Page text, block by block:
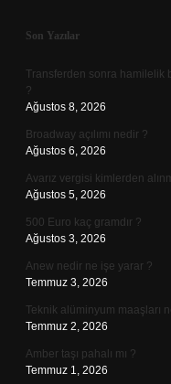
Sidebar
Son Yazılar
Transferden sonra hamilelik
?
Ağustos 8, 2026
Broadway açılımı nedir ?
Ağustos 6, 2026
Avarız vergisi kimlerden
Ağustos 5, 2026
500 Euro kaç gramdır ?
Ağustos 3, 2026
Anew nedir ne işe yarar ?
Temmuz 3, 2026
Teknik alüminyum maaşları
Temmuz 2, 2026
Amber taşı pahalı mı ?
Temmuz 1, 2026